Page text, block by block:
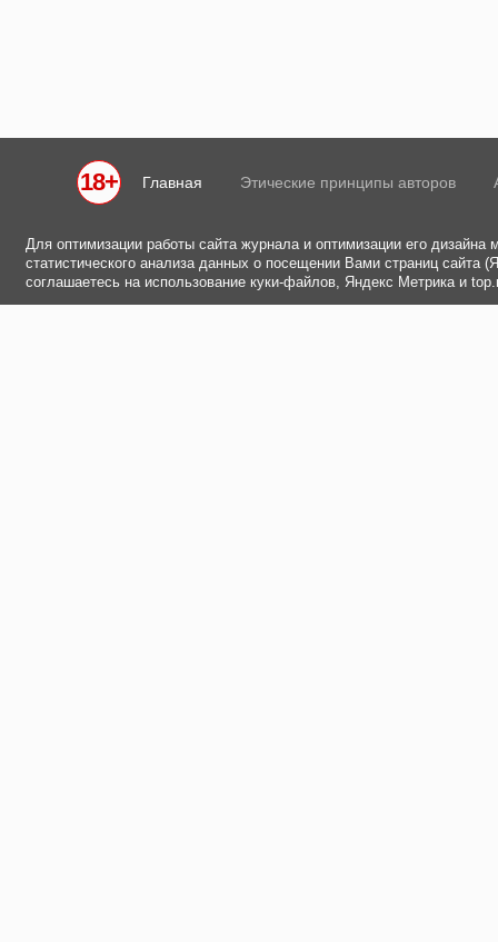
18+ Главная Этические принципы авторов
Для оптимизации работы сайта журнала и оптимизации его
статистического анализа данных о посещении Вами страниц
соглашаетесь на использование куки-файлов, Яндекс Метрика и